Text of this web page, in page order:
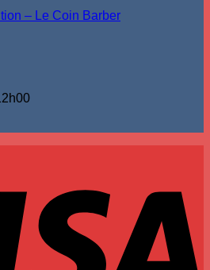
– Le Coin Barber